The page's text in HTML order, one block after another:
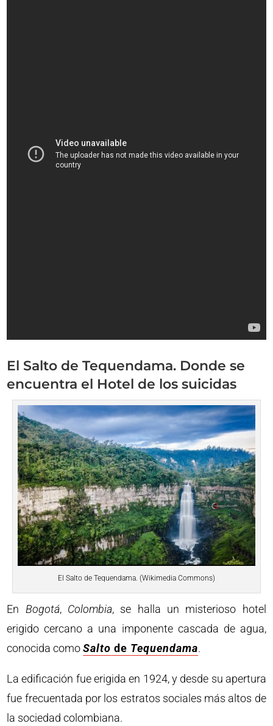
El Salto de Tequendama. Donde se
encuentra el Hotel de los suicidas
El Salto de Tequendama. (Wikimedia Commons)
En Bogotá, Colombia, se halla un misterioso hotel
erigido cercano a una imponente cascada de agua,
conocida comoSalto de Tequendama.
La edificación fue erigida en 1924, y desde su apertura
fue frecuentada por los estratos sociales más altos de
la sociedad colombiana.